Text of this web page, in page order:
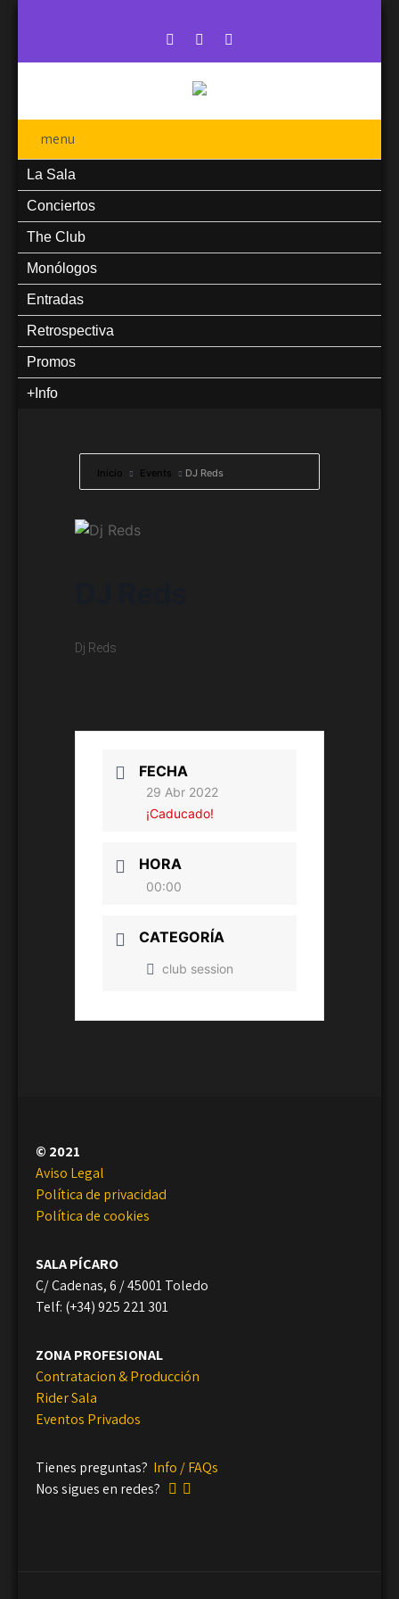
menu
La Sala
Conciertos
The Club
Monólogos
Entradas
Retrospectiva
Promos
+Info
Inicio Events DJ Reds
Dj Reds
FECHA
29 Abr 2022
¡Caducado!
HORA
00:00
CATEGORÍA
club session
© 2021
Aviso Legal
Política de privacidad
Política de cookies
SALA PÍCARO
C/ Cadenas, 6 / 45001 Toledo
Telf: (+34) 925 221 301
ZONA PROFESIONAL
Contratacion & Producción
Rider Sala
Eventos Privados
Tienes preguntas? Info / FAQs
Nos sigues en redes?